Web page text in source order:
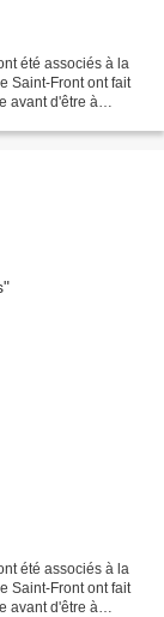
été associés à la
Saint-Front ont fait
avant d'être à
été associés à la
Saint-Front ont fait
avant d'être à